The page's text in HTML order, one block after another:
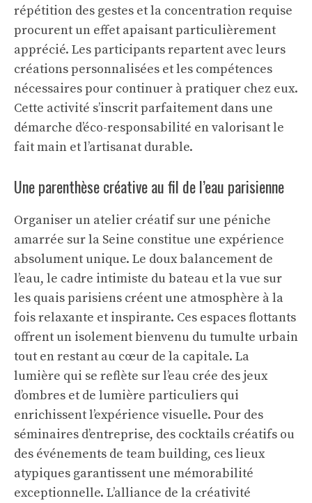
répétition des gestes et la concentration requise
procurent un effet apaisant particulièrement
apprécié. Les participants repartent avec leurs
créations personnalisées et les compétences
nécessaires pour continuer à pratiquer chez eux.
Cette activité s’inscrit parfaitement dans une
démarche d’éco-responsabilité en valorisant le
fait main et l’artisanat durable.
Une parenthèse créative au fil de l’eau parisienne
Organiser un atelier créatif sur une péniche
amarrée sur la Seine constitue une expérience
absolument unique. Le doux balancement de
l’eau, le cadre intimiste du bateau et la vue sur
les quais parisiens créent une atmosphère à la
fois relaxante et inspirante. Ces espaces flottants
offrent un isolement bienvenu du tumulte urbain
tout en restant au cœur de la capitale. La
lumière qui se reflète sur l’eau crée des jeux
d’ombres et de lumière particuliers qui
enrichissent l’expérience visuelle. Pour des
séminaires d’entreprise, des cocktails créatifs ou
des événements de team building, ces lieux
atypiques garantissent une mémorabilité
exceptionnelle. L’alliance de la créativité